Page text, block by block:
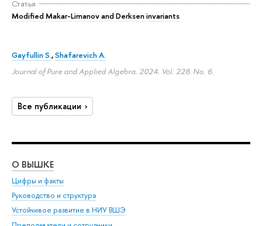
Статья
Modified Makar-Limanov and Derksen invariants
Gayfullin S.,Shafarevich A.
Journal of Pure and Applied Algebra. 2024. Vol. 228. No. 6.
Все публикации
О ВЫШКЕ
Цифры и факты
Руководство и структура
Устойчивое развитие в НИУ ВШЭ